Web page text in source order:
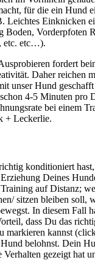
für die ein Hund
Leichtes Einknicken
Boden, Vorderpfoten
etc. etc…).
fordert
Daher reichen
unser Hund
4-5 Minuten pro
bei einem
+ Leckerlie.
konditioniert
Deines
auf Distanz;
sitzen bleiben soll,
In diesem Fall
dass Du das
markieren kannst
belohnst. Dein
Verhalten gezeigt hat